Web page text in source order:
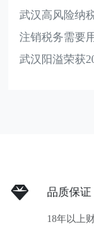
武汉高风险纳
注销税务需要
武汉阳溢荣获
品质保证
18年以上